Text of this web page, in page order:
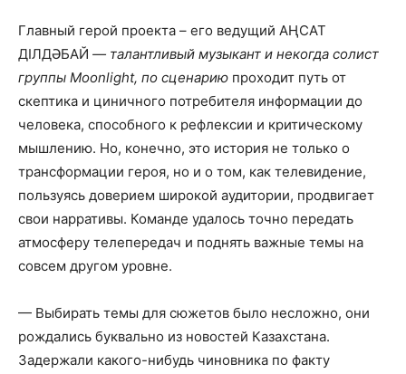
Главный герой проекта – его ведущий АҢСАТ
ДІЛДӘБАЙ — талантливый музыкант и некогда солист
группы Moonlight, по сценарию проходит путь от
скептика и циничного потребителя информации до
человека, способного к рефлексии и критическому
мышлению. Но, конечно, это история не только о
трансформации героя, но и о том, как телевидение,
пользуясь доверием широкой аудитории, продвигает
свои нарративы. Команде удалось точно передать
атмосферу телепередач и поднять важные темы на
совсем другом уровне.
— Выбирать темы для сюжетов было несложно, они
рождались буквально из новостей Казахстана.
Задержали какого-нибудь чиновника по факту